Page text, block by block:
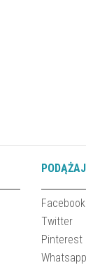
Facebook
Twitter
Pinterest
Whatsapp